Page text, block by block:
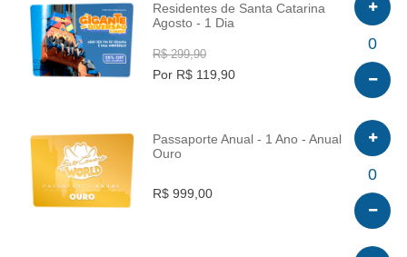
INFO
Residentes de Santa Catarina
Agosto - 1 Dia
R$ 299,90
Por R$ 119,90
0
INFO
Passaporte Anual - 1 Ano - Anual
Ouro
R$ 999,00
0